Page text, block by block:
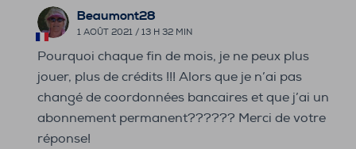
Beaumont28
1 AOÛT 2021 / 13 H 32 MIN
Pourquoi chaque fin de mois, je ne peux plus
jouer, plus de crédits !!! Alors que je n’ai pas
changé de coordonnées bancaires et que j’ai un
abonnement permanent?????? Merci de votre
réponse!